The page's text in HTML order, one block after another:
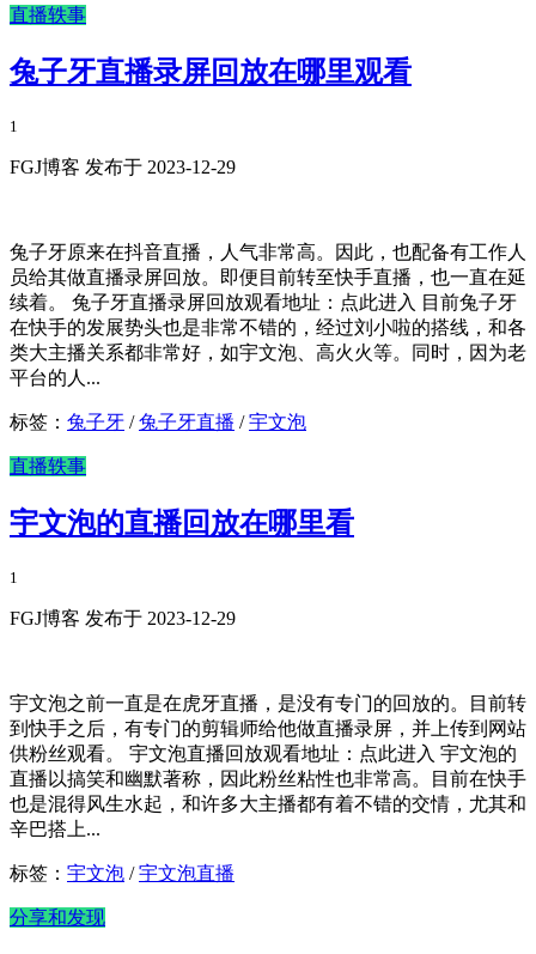
直播轶事
兔子牙直播录屏回放在哪里观看
1
FGJ博客 发布于 2023-12-29
兔子牙原来在抖音直播，人气非常高。因此，也配备有工作人
员给其做直播录屏回放。即便目前转至快手直播，也一直在延
续着。 兔子牙直播录屏回放观看地址：点此进入 目前兔子牙
在快手的发展势头也是非常不错的，经过刘小啦的搭线，和各
类大主播关系都非常好，如宇文泡、高火火等。同时，因为老
平台的人...
标签： 兔子牙 /兔子牙直播 /宇文泡
直播轶事
宇文泡的直播回放在哪里看
1
FGJ博客 发布于 2023-12-29
宇文泡之前一直是在虎牙直播，是没有专门的回放的。目前转
到快手之后，有专门的剪辑师给他做直播录屏，并上传到网站
供粉丝观看。 宇文泡直播回放观看地址：点此进入 宇文泡的
直播以搞笑和幽默著称，因此粉丝粘性也非常高。目前在快手
也是混得风生水起，和许多大主播都有着不错的交情，尤其和
辛巴搭上...
标签： 宇文泡 /宇文泡直播
分享和发现